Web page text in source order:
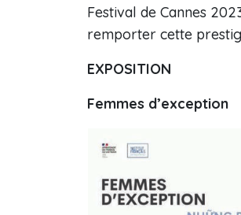
Festival de Cannes
remporter cette
EXPOSITION
Femmes d’exception